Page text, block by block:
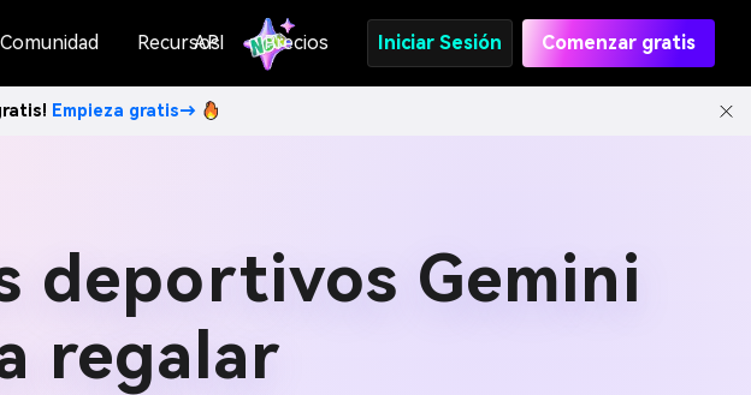
Comunidad Recursos
API Precios Iniciar Sesión Comenzar gratis
Empieza gratis→
deportivos Gemini
regalar